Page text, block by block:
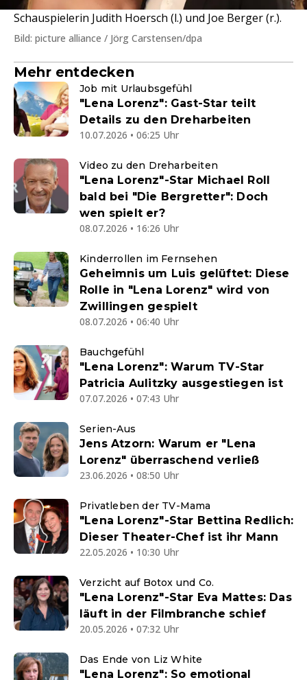
Schauspielerin Judith Hoersch (l.) und Joe Berger (r.).
Bild: picture alliance / Jörg Carstensen/dpa
Mehr entdecken
Job mit Urlaubsgefühl
"Lena Lorenz": Gast-Star teilt
Details zu den Dreharbeiten
10.07.2026 • 06:25 Uhr
Video zu den Dreharbeiten
"Lena Lorenz"-Star Michael Roll
bald bei "Die Bergretter": Doch
wen spielt er?
08.07.2026 • 16:26 Uhr
Kinderrollen im Fernsehen
Geheimnis um Luis gelüftet: Diese
Rolle in "Lena Lorenz" wird von
Zwillingen gespielt
08.07.2026 • 06:40 Uhr
Bauchgefühl
"Lena Lorenz": Warum TV-Star
Patricia Aulitzky ausgestiegen ist
07.07.2026 • 07:43 Uhr
Serien-Aus
Jens Atzorn: Warum er "Lena
Lorenz" überraschend verließ
23.06.2026 • 08:50 Uhr
Privatleben der TV-Mama
"Lena Lorenz"-Star Bettina Redlich:
Dieser Theater-Chef ist ihr Mann
22.05.2026 • 10:30 Uhr
Verzicht auf Botox und Co.
"Lena Lorenz"-Star Eva Mattes: Das
läuft in der Filmbranche schief
20.05.2026 • 07:32 Uhr
Das Ende von Liz White
"Lena Lorenz": So emotional